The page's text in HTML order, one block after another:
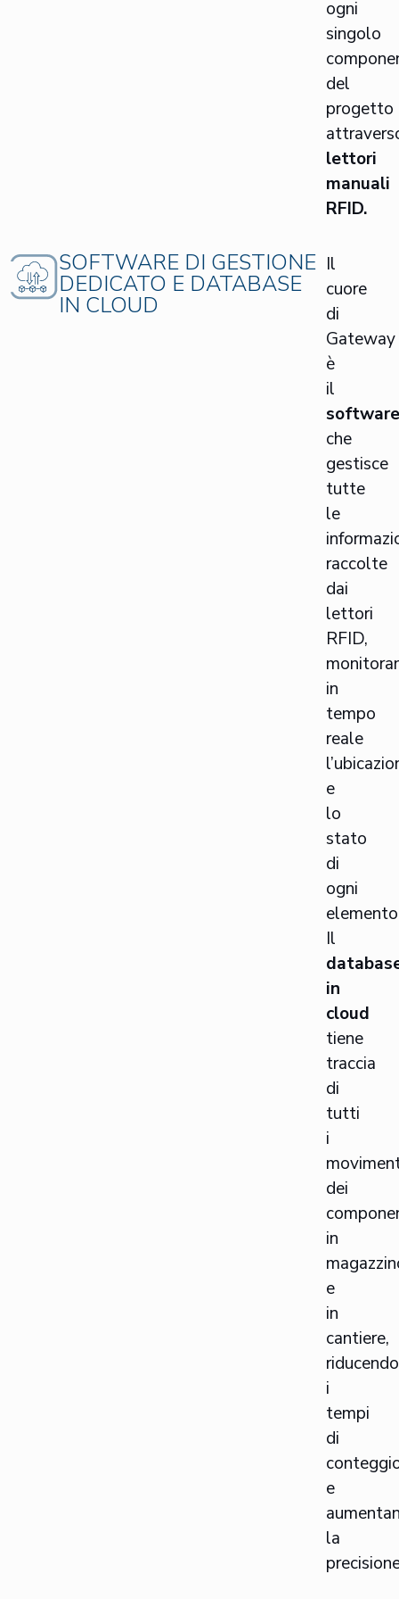
ogni
singolo
del
progetto
lettori
manuali
RFID.
SOFTWARE DI GESTIONE
DEDICATO E DATABASE
IN CLOUD
Il
cuore
di
Gateway
è
il
che
gestisce
tutte
le
raccolte
dai
lettori
RFID,
in
tempo
reale
e
lo
stato
di
ogni
Il
in
cloud
tiene
traccia
di
tutti
i
dei
in
e
in
cantiere,
riducendo
i
tempi
di
e
la